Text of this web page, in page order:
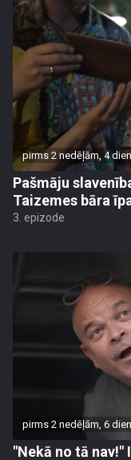
pirms 2 nedēļām, 4
Pašmāju
Taizemes bāra
3. epizode
pirms 2 nedēļām, 6
"Nekā no tā